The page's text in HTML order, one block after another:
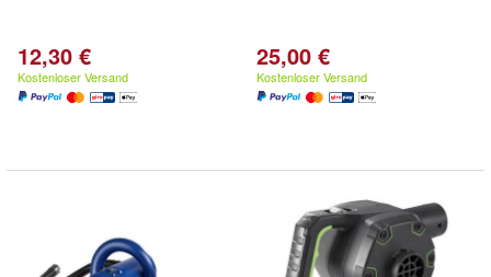
12,30 €
Kostenloser Versand
25,00 €
Kostenloser Versand